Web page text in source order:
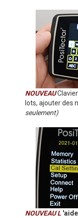
NOUVEAU
lots, ajouter des
seulement)
NOUVEAU L